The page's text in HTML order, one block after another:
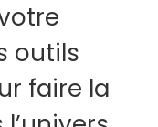
outils
faire la